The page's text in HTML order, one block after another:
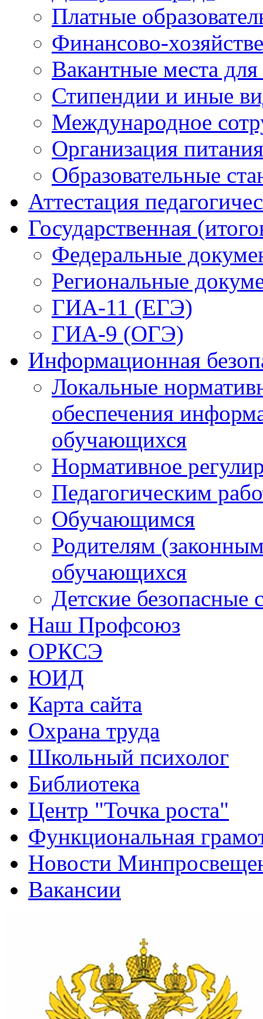
Стипендии и иные
Международное
Организация
Образовательные
Аттестация
Государственная
Федеральные
Региональные
ГИА-11 (ЕГЭ)
ГИА-9 (ОГЭ)
Информационная
Локальные
обеспечения
обучающихся
Нормативное
Педагогическим
Обучающимся
Родителям
обучающихся
Детские безопасные
Наш Профсоюз
ОРКСЭ
ЮИД
Карта сайта
Охрана труда
Школьный психолог
Библиотека
Центр "Точка роста"
Функциональная
Новости
Вакансии